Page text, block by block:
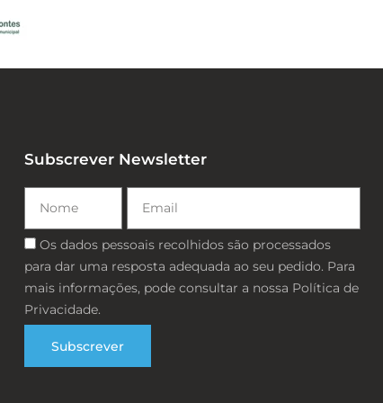
Subscrever Newsletter
Consentimento
Os dados pessoais recolhidos são processados ​​
para dar uma resposta adequada ao seu pedido. Para
mais informações, pode consultar a nossa Política de
Privacidade.
Subscrever